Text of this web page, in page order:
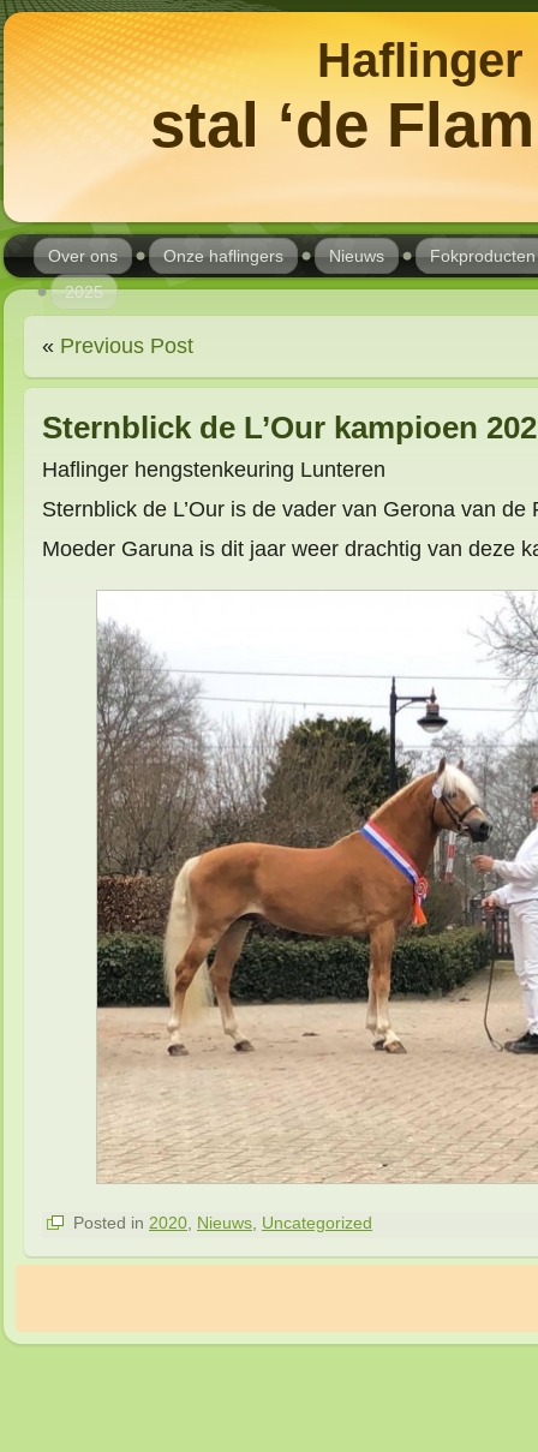
Haflinger
stal ‘de
Over ons Onze haflingers Nieuws
Fokproducten
2025
« Previous Post
Sternblick de L’Our kampioen
Haflinger hengstenkeuring Lunteren
Sternblick de L’Our is de vader van Gerona van de
Moeder Garuna is dit jaar weer drachtig van deze
Posted in 2020 Nieuws Uncategorized